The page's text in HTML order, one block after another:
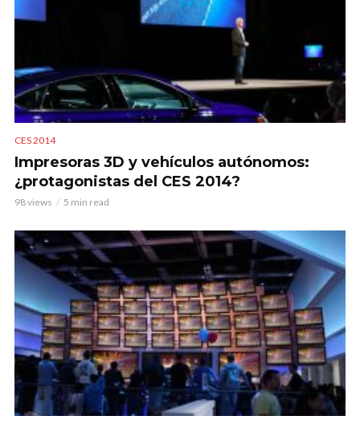
CES 2014
Impresoras 3D y vehículos autónomos:
¿protagonistas del CES 2014?
98 views 5 min read